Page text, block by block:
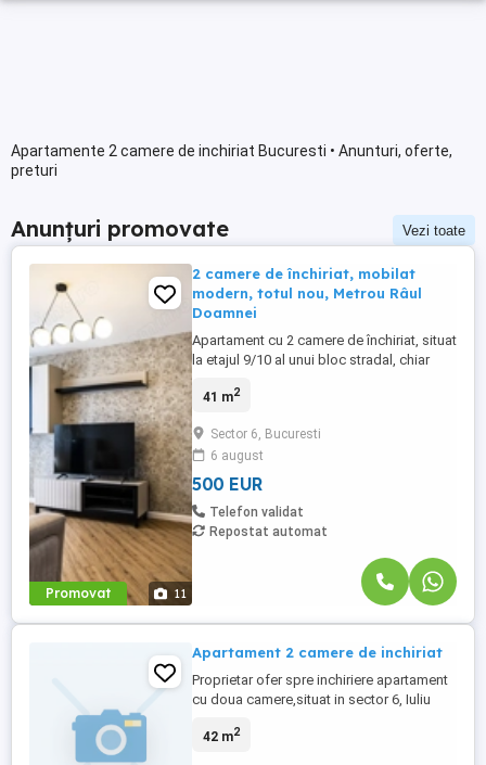
Apartamente 2 camere de inchiriat Bucuresti • Anunturi, oferte,
preturi
Anunțuri promovate Vezi toate
Promovat 11
2 camere de închiriat, mobilat
modern, totul nou, Metrou Râul
Doamnei
Apartament cu 2 camere de închiriat, situat
la etajul 9/10 al unui bloc stradal, chiar
Poziția este unul dintre marile avantaje ale
Parcul Moghioroș aproape, Auchan
Drumul Taberei, tramvaiul 41 și toate
facilitățile. Apartamentul ...
41 m2
Sector 6, Bucuresti
6 august
500 EUR
Telefon validat
Repostat automat
Apartament 2 camere de inchiriat
Proprietar ofer spre inchiriere apartament
cu doua camere,situat in sector 6, Iuliu
Imobilul se afla intre statiile de metrou
42 m2